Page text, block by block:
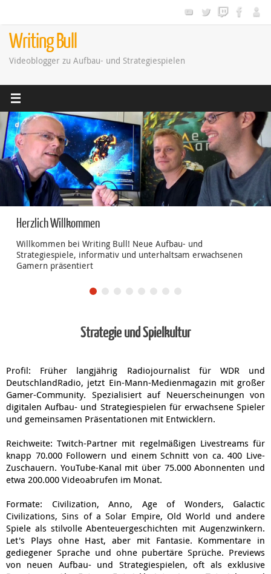
Writing Bull
Videoblogger zu Aufbau- und Strategiespielen
Herzlich Willkommen
Willkommen bei Writing Bull! Neue Aufbau- und
Strategiespiele, informativ und unterhaltsam erwachsenen
Gamern präsentiert
Strategie und Spielkultur
Profil: Früher langjährig Radiojournalist für WDR und
DeutschlandRadio, jetzt Ein-Mann-Medienmagazin mit großer
Gamer-Community. Spezialisiert auf Neuerscheinungen von
digitalen Aufbau- und Strategiespielen für erwachsene Spieler
und gemeinsamen Präsentationen mit Entwicklern.
Reichweite: Twitch-Partner mit regelmäßigen Livestreams für
knapp 70.000 Followern und einem Schnitt von ca. 400 Live-
Zuschauern. YouTube-Kanal mit über 75.000 Abonnenten und
etwa 200.000 Videoabrufen im Monat.
Formate: Civilization, Anno, Age of Wonders, Galactic
Civilizations, Sins of a Solar Empire, Old World und andere
Spiele als stilvolle Abenteuergeschichten mit Augenzwinkern.
Let's Plays ohne Hast, aber mit Fantasie. Kommentare in
gediegener Sprache und ohne pubertäre Sprüche. Previews
von neuen Aufbau- und Strategiespielen, oft als exklusive